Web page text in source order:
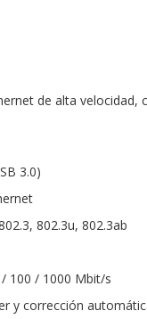
de alta
3.0)
802.3u, 802.3ab
100 / 1000 Mbit/s
y corrección